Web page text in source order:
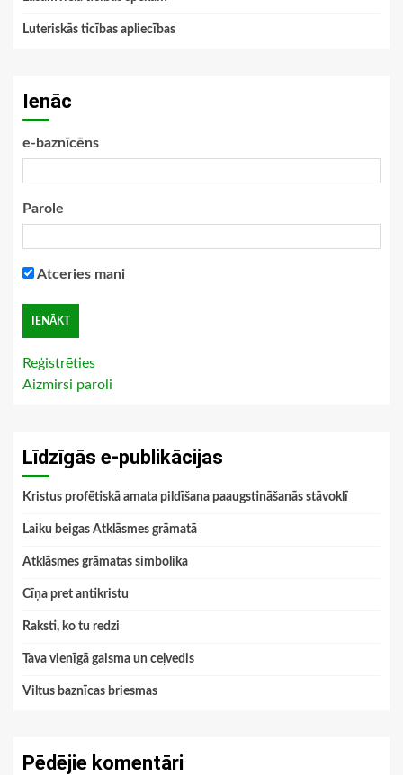
Luteriskās ticības apliecības
Ienāc
e-baznīcēns
Parole
Atceries mani
Reģistrēties
Aizmirsi paroli
Līdzīgās e-publikācijas
Kristus profētiskā amata pildīšana paaugstināšanās stāvoklī
Laiku beigas Atklāsmes grāmatā
Atklāsmes grāmatas simbolika
Cīņa pret antikristu
Raksti, ko tu redzi
Tava vienīgā gaisma un ceļvedis
Viltus baznīcas briesmas
Pēdējie komentāri